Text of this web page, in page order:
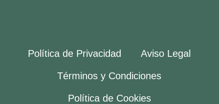
Política de Privacidad Aviso Legal
Términos y Condiciones
Política de Cookies